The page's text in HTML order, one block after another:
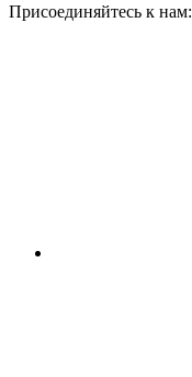
Присоединяйтесь к нам: